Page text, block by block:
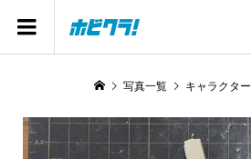
写真一覧 キャラクター